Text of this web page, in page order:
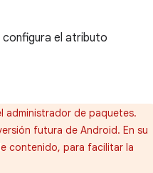
configura el atributo
administrador de paquetes.
futura de Android. En su
contenido, para facilitar la